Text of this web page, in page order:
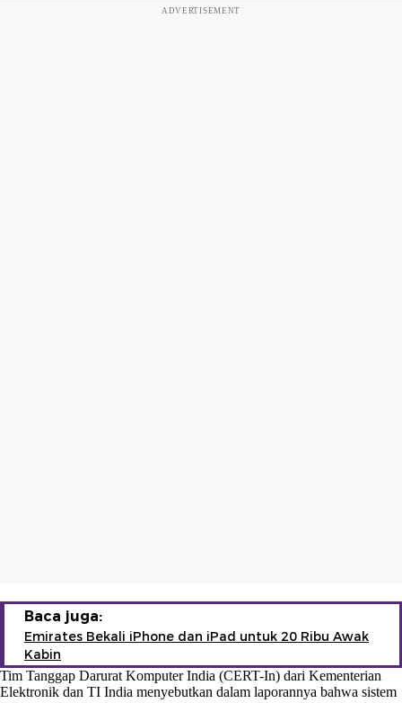
ADVERTISEMENT
Baca juga:
Emirates Bekali iPhone dan iPad untuk 20 Ribu Awak
Kabin
Tim Tanggap Darurat Komputer India (CERT-In) dari Kementerian
Elektronik dan TI India menyebutkan dalam laporannya bahwa sistem